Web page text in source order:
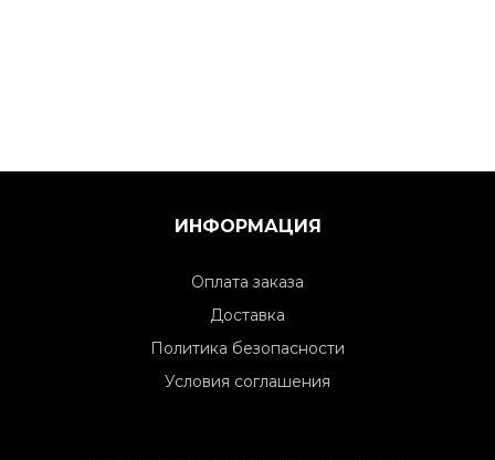
ИНФОРМАЦИЯ
Оплата заказа
Доставка
Политика безопасности
Условия соглашения